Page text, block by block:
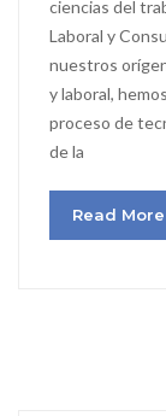
ciencias del
Laboral y
nuestros
y laboral,
proceso de
de la
Read More